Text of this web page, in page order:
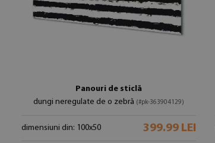
Panouri de sticlă
dungi neregulate de o zebră (#pk-363904129)
dimensiuni din: 100x50 399.99 LEI